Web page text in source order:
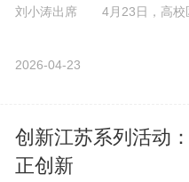
刘小涛出席 4月23日，高校
2026-04-23
创新江苏系列活动
正创新